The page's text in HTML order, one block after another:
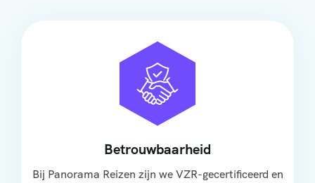
Betrouwbaarheid
Bij Panorama Reizen zijn we VZR-gecertificeerd en